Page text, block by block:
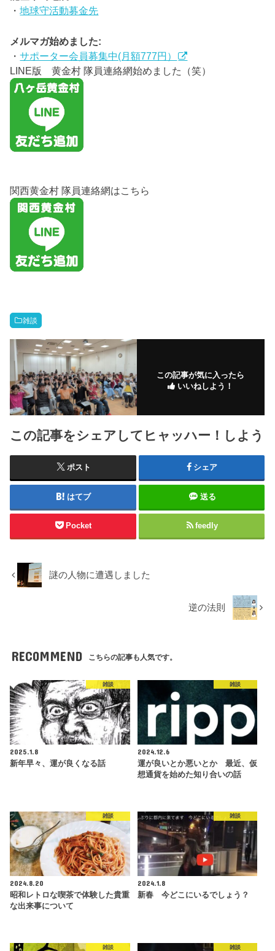
・地球守活動募金先
メルマガ始めました:
・サポーター会員募集中(月額777円）
LINE版 黄金村 隊員連絡網始めました（笑）
関西黄金村 隊員連絡網はこちら
雑談
この記事が気に入ったら
いいねしよう！
この記事をシェアしてヒャッハー！しよう
ポスト シェア
はてブ 送る
Pocket feedly
謎の人物に遭遇しました
逆の法則
RECOMMEND こちらの記事も人気です。
雑談
2025.1.8
新年早々、運が良くなる話
雑談
2024.12.6
運が良いとか悪いとか 最近、仮
想通貨を始めた知り合いの話
雑談
2024.8.20
昭和レトロな喫茶で体験した貴重
な出来事について
雑談
2024.1.8
新春 今どこにいるでしょう？
雑談 雑談